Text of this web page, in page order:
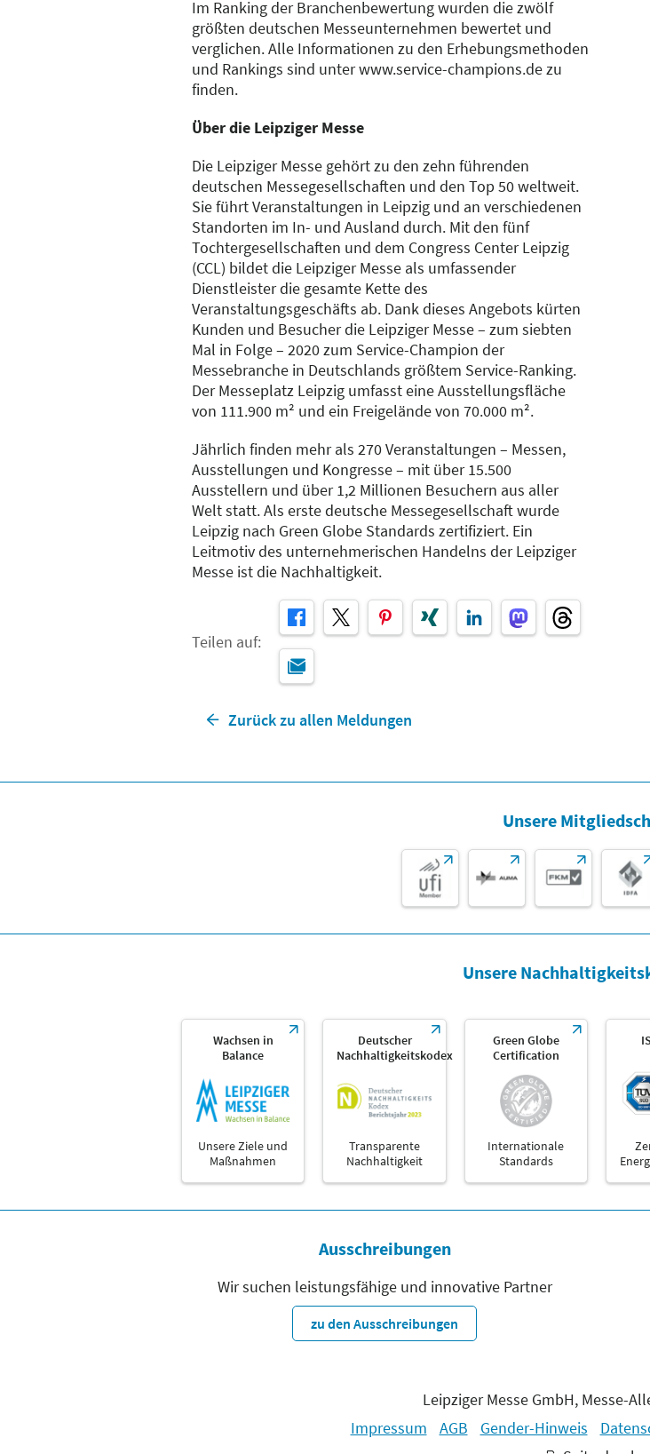
Im Ranking der Branchenbewertung wurden die zwölf
größten deutschen Messeunternehmen bewertet und
verglichen. Alle Informationen zu den Erhebungsmethoden
und Rankings sind unter www.service-champions.de zu
finden.
Über die Leipziger Messe
Die Leipziger Messe gehört zu den zehn führenden
deutschen Messegesellschaften und den Top 50 weltweit.
Sie führt Veranstaltungen in Leipzig und an verschiedenen
Standorten im In- und Ausland durch. Mit den fünf
Tochtergesellschaften und dem Congress Center Leipzig
(CCL) bildet die Leipziger Messe als umfassender
Dienstleister die gesamte Kette des
Veranstaltungsgeschäfts ab. Dank dieses Angebots kürten
Kunden und Besucher die Leipziger Messe – zum siebten
Mal in Folge – 2020 zum Service-Champion der
Messebranche in Deutschlands größtem Service-Ranking.
Der Messeplatz Leipzig umfasst eine Ausstellungsfläche
von 111.900 m² und ein Freigelände von 70.000 m².
Jährlich finden mehr als 270 Veranstaltungen – Messen,
Ausstellungen und Kongresse – mit über 15.500
Ausstellern und über 1,2 Millionen Besuchern aus aller
Welt statt. Als erste deutsche Messegesellschaft wurde
Leipzig nach Green Globe Standards zertifiziert. Ein
Leitmotiv des unternehmerischen Handelns der Leipziger
Messe ist die Nachhaltigkeit.
Teilen auf:
Zurück zu allen Meldungen
Unsere
Unsere
Wachsen in
Balance
Unsere Ziele und
Maßnahmen
Deutscher
Nachhaltigkeitskodex
Transparente
Nachhaltigkeit
Green Globe
Certification
Internationale
Standards
Ausschreibungen
Wir suchen leistungsfähige und innovative Partner
zu den Ausschreibungen
Leipziger Messe GmbH, Messe-
Impressum
AGB Gender-Hinweis